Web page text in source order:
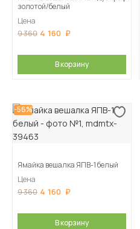
золотой/белый
Цена
9 360 4 160
В корзину
-56%
Ямайка вешалка ЯПВ-1 белый
Цена
9 360 4 160
В корзину